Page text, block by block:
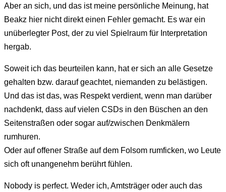
Aber an sich, und das ist meine persönliche Meinung, hat
Beakz hier nicht direkt einen Fehler gemacht. Es war ein
unüberlegter Post, der zu viel Spielraum für Interpretation
hergab.
Soweit ich das beurteilen kann, hat er sich an alle Gesetze
gehalten bzw. darauf geachtet, niemanden zu belästigen.
Und das ist das, was Respekt verdient, wenn man darüber
nachdenkt, dass auf vielen CSDs in den Büschen an den
Seitenstraßen oder sogar auf/zwischen Denkmälern
rumhuren.
Oder auf offener Straße auf dem Folsom rumficken, wo Leute
sich oft unangenehm berührt fühlen.
Nobody is perfect. Weder ich, Amtsträger oder auch das